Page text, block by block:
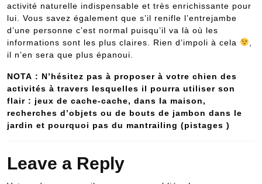
activité naturelle indispensable et très enrichissante pour
lui. Vous savez également que s’il renifle l’entrejambe
d’une personne c’est normal puisqu’il va là où les
informations sont les plus claires. Rien d’impoli à cela
il n’en sera que plus épanoui.
NOTA : N’hésitez pas à proposer à votre chien des
activités à travers lesquelles il pourra utiliser son
flair : jeux de cache-cache, dans la maison,
recherches d’objets ou de bouts de jambon dans le
jardin et pourquoi pas du mantrailing (pistages )
Leave a Reply